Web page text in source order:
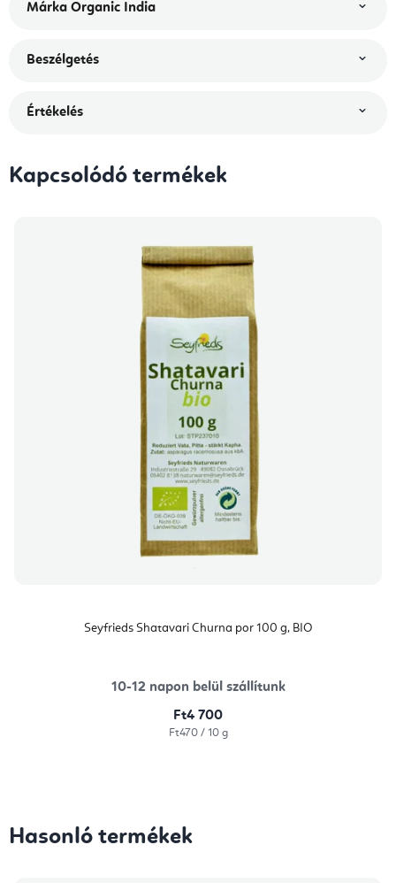
Márka Organic India
Beszélgetés
Értékelés
Kapcsolódó termékek
Seyfrieds Shatavari Churna por 100 g, BIO
10-12 napon belül szállítunk
Ft4 700
Egységár:
Ft470 / 10 g
Hasonló termékek